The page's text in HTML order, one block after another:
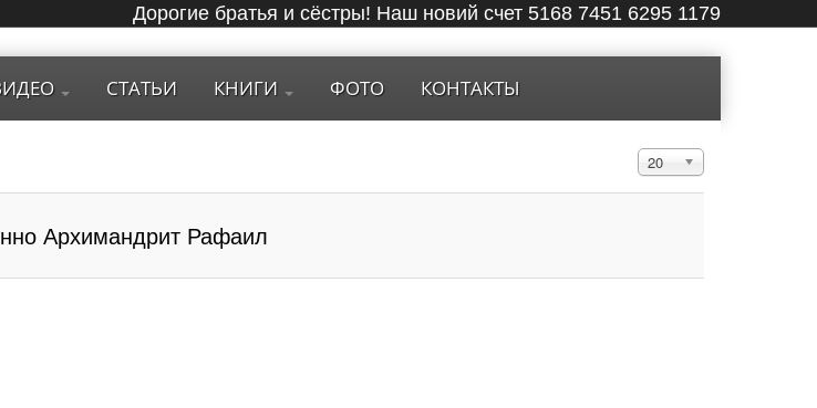
Дорогие братья и сёстры! Наш новий счет 5168 7451 6295 1179
СТАТЬИ КНИГИ ФОТО КОНТАКТЫ
Кол-во строк:
20
Архимандрит Рафаил